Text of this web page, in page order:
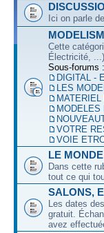
Ici on parle
Cette
Électricité, ...)
Sous-forums :
DIGITAL -
LES
VOTRE
VOIE
LE
Dans cette
tout ce qui
SALONS,
Les dates
gratuit.
avez